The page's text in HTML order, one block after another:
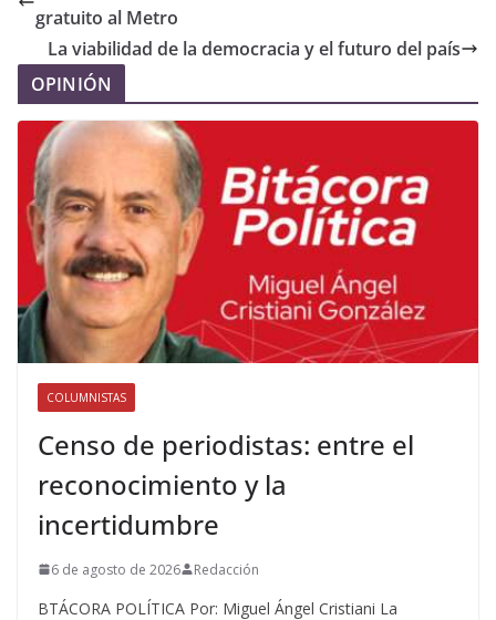
gratuito al Metro
La viabilidad de la democracia y el futuro del país
OPINIÓN
COLUMNISTAS
Censo de periodistas: entre el
reconocimiento y la
incertidumbre
6 de agosto de 2026 Redacción
BTÁCORA POLÍTICA Por: Miguel Ángel Cristiani La